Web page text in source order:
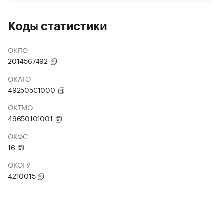
Коды статистики
ОКПО
2014567492
ОКАТО
49250501000
ОКТМО
49650101001
ОКФС
16
ОКОГУ
4210015